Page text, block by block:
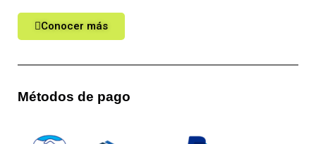
Conocer más
Métodos de pago